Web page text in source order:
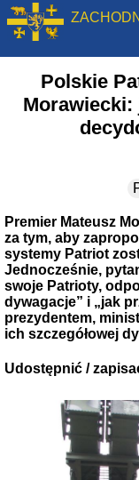
Polskie
Morawiecki:
Premier Mateusz
za tym, aby
systemy Patriot
Jednocześnie,
swoje Patrioty,
dywagacje” i „jak
prezydentem,
ich szczegółowej
Udostępnić /